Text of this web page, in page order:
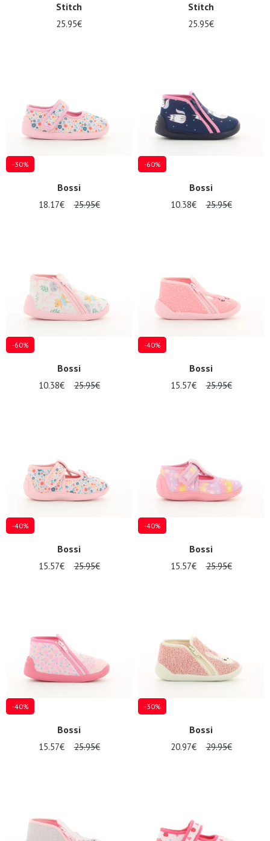
Stitch
25.95€
Stitch
25.95€
-30%
Bossi
18.17€ 25.95€
-60%
Bossi
10.38€ 25.95€
-60%
Bossi
10.38€ 25.95€
-40%
Bossi
15.57€ 25.95€
-40%
Bossi
15.57€ 25.95€
-40%
Bossi
15.57€ 25.95€
-40%
Bossi
15.57€ 25.95€
-30%
Bossi
20.97€ 29.95€